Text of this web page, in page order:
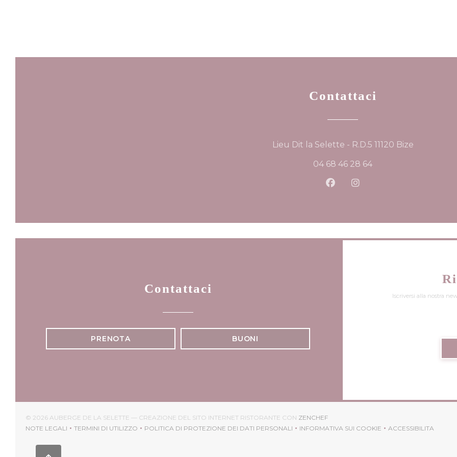
Contattaci
Lieu Dit la Selette - R.D.5 11120 Bize((apre una
04 68 46 28 64
Facebook ((apre una nuova
Instagram ((apre una
Contattaci
PRENOTA BUONI
Iscriversi alla nostra
© 2026 AUBERGE DE LA SELETTE — CREAZIONE DEL SITO INTERNET RISTORANTE CON ZENCHEF((APRE UNA NUOVA FINESTRA))
NOTE LEGALI
((APRE UNA NUOVA FINESTRA))
TERMINI DI UTILIZZO
((APRE UNA NUOVA FINESTRA))
POLITICA DI PROTEZIONE DEI DATI PERSONALI
((APRE UNA NUOVA FINESTRA))
INFORMATIVA SUI COOKIE
((APRE UNA NUOVA FINESTRA))
ACCESSIBILITA
((APRE UNA